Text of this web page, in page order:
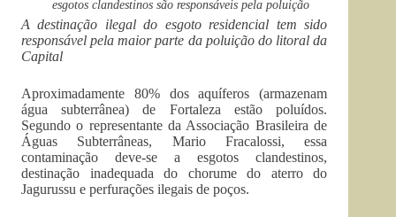
esgotos clandestinos são responsáveis pela poluição
A destinação ilegal do esgoto residencial tem sido
responsável pela maior parte da poluição do litoral da
Capital
Aproximadamente 80% dos aquíferos (armazenam
água subterrânea) de Fortaleza estão poluídos.
Segundo o representante da Associação Brasileira de
Águas Subterrâneas, Mario Fracalossi, essa
contaminação deve-se a esgotos clandestinos,
destinação inadequada do chorume do aterro do
Jagurussu e perfurações ilegais de poços.